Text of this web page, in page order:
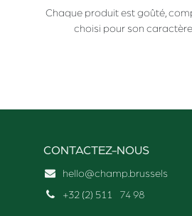
Chaque produit est goûté,
choisi pour son caractère.
CONTACTEZ-NOUS
hello@champ.brussels
+32 (2) 511
74 98